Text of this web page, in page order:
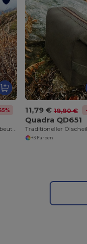
Traditioneller Ölschoßbeutel
11,79 € 19,90 €
Quadra QD651
+3 Farben